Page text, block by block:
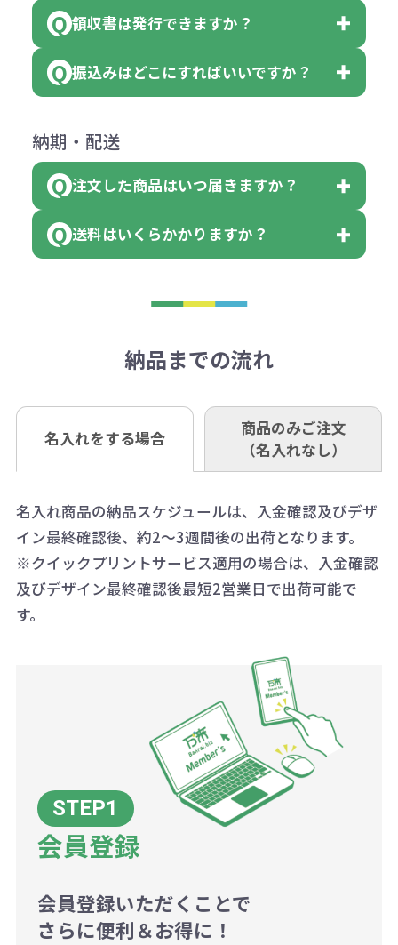
【色指定の仕方】
に必要な個数を入力ください。
※10個単位など購入できる単位が決
はまらない数を入力すると、アラー
アラートに従って数を調整してくだ
または返金にて対応させていただき
ます。
その際不良品については送料着払い
ください。
（商品の状態により、対応が変わる
※不良商品をご返却いただけない場
います。あらかじめご了承くださ
※不良商品は商品到着後7営業日以
お問合せ先
AM10:00～PM5:00（土・日・祝日を
除く平日）
（印刷代））×枚数+製版代
（提供価格（商品代）+名入れ費用
×色数
※例えば2色印刷の場合には、名入
れ費用が2倍、製版代が2倍必要で
す。
相談下さい。
なお、印刷代はボリュームディスカ
同じ版で多くの数量を印刷すると、1
個当たりの印刷代単価がお安くなり
一方、数量が少なく一定数に満たな
い場合は、単価計算ではなく、印刷
代の基本料金を一式頂戴する場合が
ございます。
商品や印刷方法によって異なります
ので、予めご了承ください。
例：200個未満（1式：18,000円）
200個~499個の場合：42円（1個
当たり）
500個~999個の場合：35円（1個
1,000個以上：28円（1個当た
り）
会員様はマイページより各種帳票の
ダウンロードが可能です。
詳しくはこちらはご確認ください。
領収書のダウンロード
領収書は発行できますか？
会員様はマイページより各種帳票の
詳しくはこちらはご確認ください。
振込みはどこにすればいいですか？
下記口座にお願いします。
■三菱UFJ銀行
小田井支店（おたいしてん）
■ゆうちょ銀行（振替口座）
口座名 株式会社モノベーション
※振り込み手数料はお客さま負担と
なりますのでご注意ください。
納期・配送
注文した商品はいつ届きますか？
既製品の場合、ご入金確認後3営業
ご入金確認後約3週間となります。
定しているものもあります。
あれば、午前中までにご注文とご入
金いただければ翌日着でお送りする
お急ぎの場合、ご相談ください。最
大限努力いたします。
送料はいくらかかりますか？
き別途申し受けます。
も複数ヶ所への納品の場合、別途送
料頂戴する場合がございます。
詳細はこちらご確認ください。
配送について
納品までの流れ
名入れをする場合
商品のみご注文
（名入れなし）
名入れ商品の納品スケジュールは、入金確認及びデザ
イン最終確認後、約2～3週間後の出荷となります。
※クイックプリントサービス適用の場合は、入金確認
及びデザイン最終確認後最短2営業日で出荷可能で
す。
会員登録
会員登録いただくことで
さらに便利＆お得に！